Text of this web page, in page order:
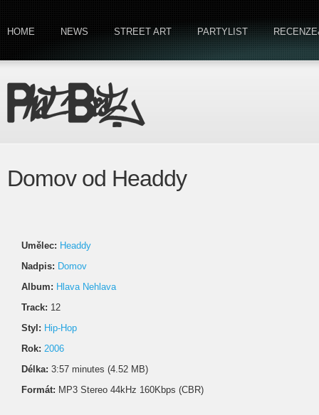
HOME NEWS STREET ART PARTYLIST
Domov od Headdy
Umělec: Headdy
Nadpis: Domov
Album: Hlava Nehlava
Track: 12
Styl: Hip-Hop
Rok: 2006
Délka: 3:57 minutes (4.52 MB)
Formát: MP3 Stereo 44kHz 160Kbps (CBR)